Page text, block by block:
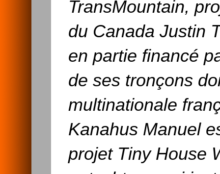
TransMountain,
du Canada Justin
en partie financé
de ses tronçons
multinationale
Kanahus Manuel
projet Tiny House